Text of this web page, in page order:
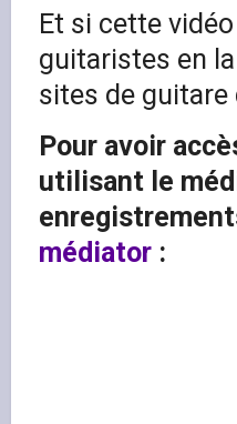
Et si cette
guitaristes en
sites de
Pour avoir
utilisant le
médiator :